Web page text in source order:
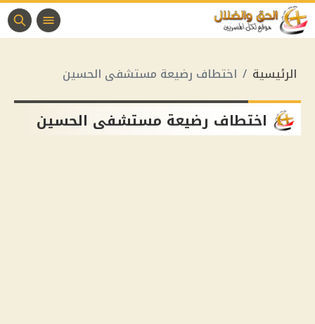
الرئيسية اختطاف رضيعة مستشفى الحسين
اختطاف رضيعة مستشفى الحسين